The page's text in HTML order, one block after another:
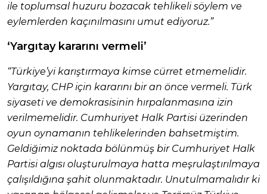
ile toplumsal huzuru bozacak tehlikeli söylem ve
eylemlerden kaçınılmasını umut ediyoruz.”
‘Yargıtay kararını vermeli’
“Türkiye’yi karıştırmaya kimse cürret etmemelidir.
Yargıtay, CHP için kararını bir an önce vermeli. Türk
siyaseti ve demokrasisinin hırpalanmasına izin
verilmemelidir. Cumhuriyet Halk Partisi üzerinden
oyun oynamanın tehlikelerinden bahsetmiştim.
Geldiğimiz noktada bölünmüş bir Cumhuriyet Halk
Partisi algısı oluşturulmaya hatta meşrulaştırılmaya
çalışıldığına şahit olunmaktadır. Unutulmamalıdır ki